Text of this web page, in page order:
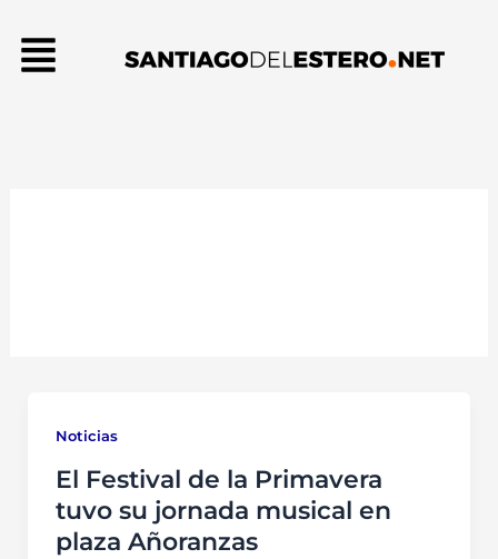
contenido
Menú
Noticias
El Festival de la Primavera
tuvo su jornada musical en
plaza Añoranzas